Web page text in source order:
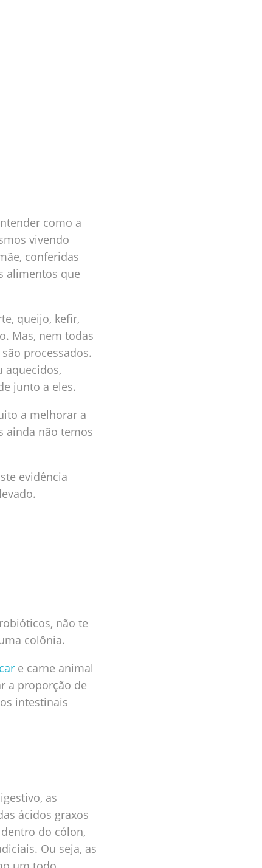
como a
vivendo
conferidas
alimentos que
queijo, kefir,
Mas, nem todas
processados.
aquecidos,
junto a eles.
a melhorar a
ainda não temos
evidência
não te
colônia.
e carne animal
a proporção de
intestinais
as
ácidos graxos
do cólon,
Ou seja, as